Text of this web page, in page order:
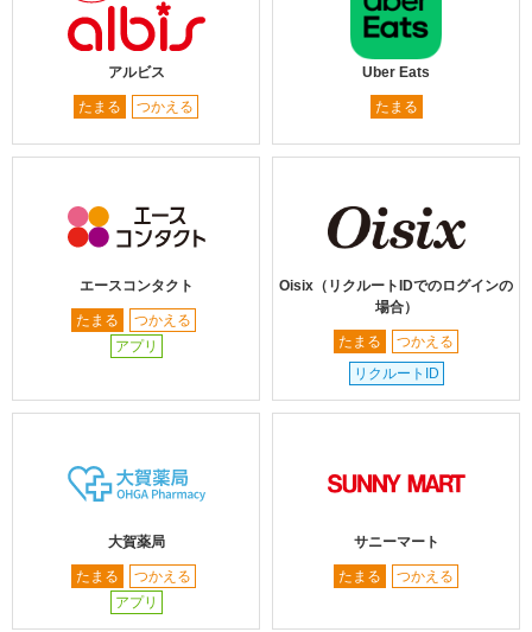
アルビス
たまる つかえる
Uber Eats
たまる
エースコンタクト
たまる
つかえる
アプリ
Oisix（リクルートIDでのログインの
場合）
たまる
つかえる
リクルートID
大賀薬局
たまる
つかえる
アプリ
サニーマート
たまる つかえる